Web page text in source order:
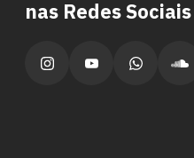
nas Redes Sociais